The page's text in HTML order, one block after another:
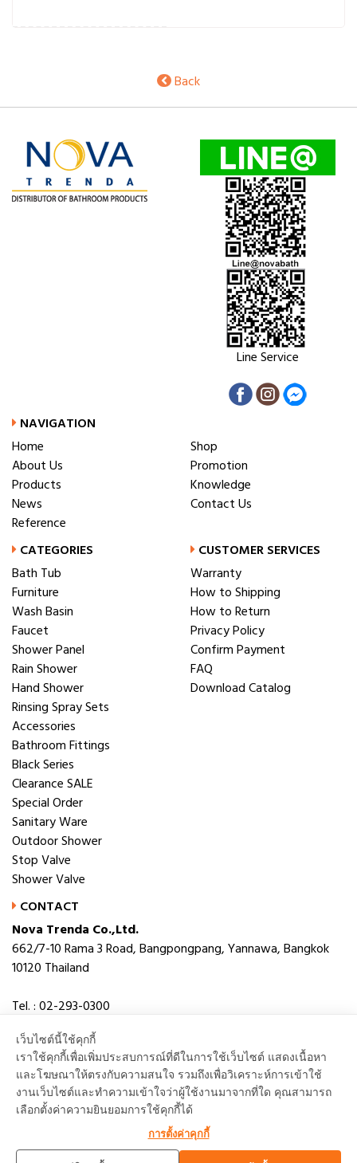
Back
Line Service
NAVIGATION
Home
About Us
Products
News
Reference
Shop
Promotion
Knowledge
Contact Us
CATEGORIES
Bath Tub
Furniture
Wash Basin
Faucet
Shower Panel
Rain Shower
Hand Shower
Rinsing Spray Sets
Accessories
Bathroom Fittings
Black Series
Clearance SALE
Special Order
Sanitary Ware
Outdoor Shower
Stop Valve
Shower Valve
CUSTOMER SERVICES
Warranty
How to Shipping
How to Return
Privacy Policy
Confirm Payment
FAQ
Download Catalog
CONTACT
Nova Trenda Co.,Ltd.
662/7-10 Rama 3 Road, Bangpongpang, Yannawa, Bangkok
10120 Thailand
Tel. : 02-293-0300
E-mail : novabath@novatrenda.co.th
เว็บไซต์นี้ใช้คุกกี้
เราใช้คุกกี้เพื่อเพิ่มประสบการณ์ที่ดีในการใช้เว็บไซต์ แสดงเนื้อหา
และโฆษณาให้ตรงกับความสนใจ รวมถึงเพื่อวิเคราะห์การเข้าใช้
งานเว็บไซต์และทำความเข้าใจว่าผู้ใช้งานมาจากที่ใด คุณสามารถ
เลือกตั้งค่าความยินยอมการใช้คุกกี้ได้
การตั้งค่าคุกกี้